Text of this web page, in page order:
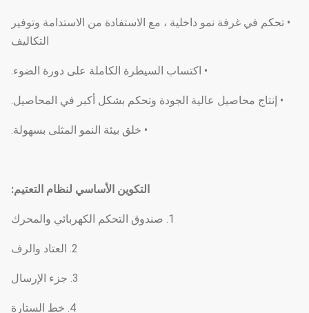
• تحكم في غرفة نمو داخلية ، مع الاستفادة من الاستدامة وتوفير
التكاليف
• اكتساب السيطرة الكاملة على دورة الضوء.
• إنتاج محاصيل عالية الجودة وتحكم بشكل أكبر في المحاصيل.
• خلق بيئة النمو المثلى بسهولة.
التكوين الأساسي لنظام التعتيم:
1. صندوق التحكم الكهربائي والمحرك
2. العتاد والرف
3. جزء الإرسال
4. خط الستارة